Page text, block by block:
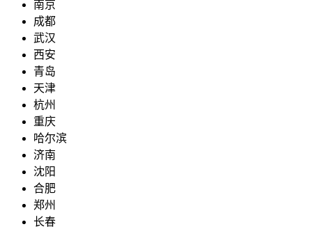
南京
成都
武汉
西安
青岛
天津
杭州
重庆
哈尔滨
济南
沈阳
合肥
郑州
长春